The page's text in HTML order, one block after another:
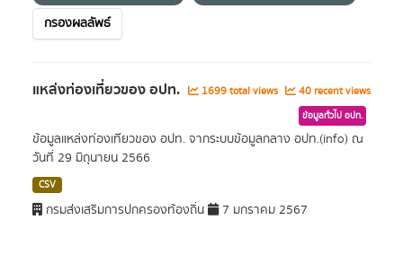
กรองผลลัพธ์
แหล่งท่องเที่ยวของ อปท. 1699 total views 40 recent views
ข้อมูลทั่วไป อปท.
ข้อมูลแหล่งท่องเทียวของ อปท. จากระบบข้อมูลกลาง อปท.(info) ณ
วันที่ 29 มิถุนายน 2566
CSV
กรมส่งเสริมการปกครองท้องถิ่น 7 มกราคม 2567